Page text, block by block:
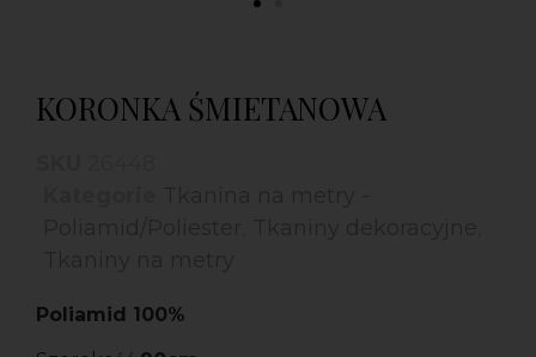
KORONKA ŚMIETANOWA
Poliamid 100%